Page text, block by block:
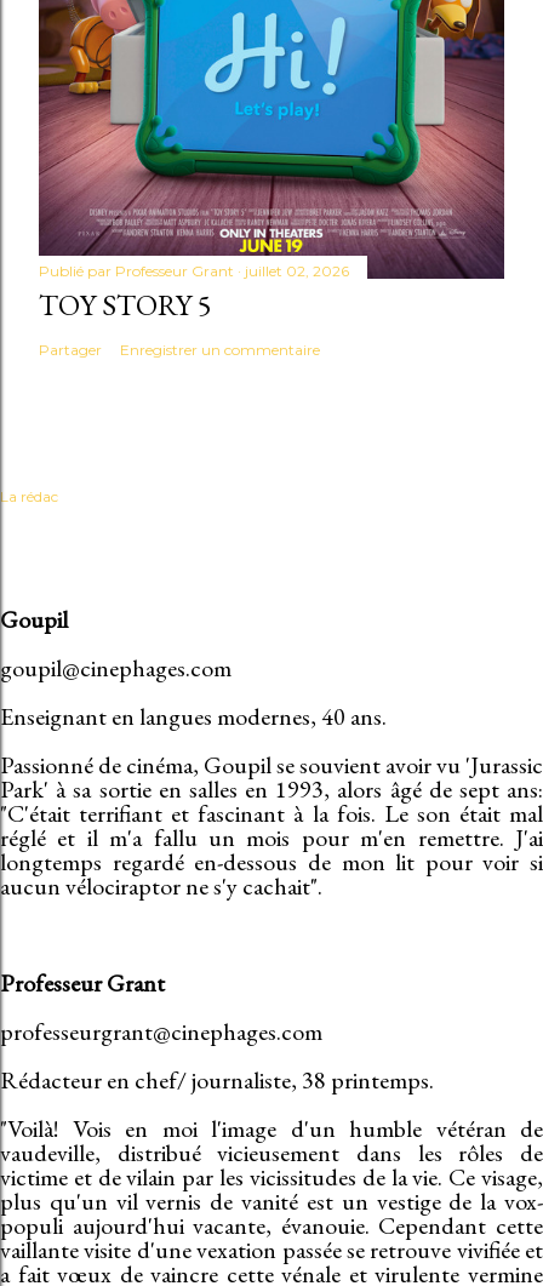
Publié par Professeur Grant juillet 02, 2026
TOY STORY 5
Partager Enregistrer un commentaire
La rédac
Goupil
goupil@cinephages.com
Enseignant en langues modernes, 40 ans.
Passionné de cinéma, Goupil se souvient avoir vu 'Jurassic
Park' à sa sortie en salles en 1993, alors âgé de sept ans:
"C'était terrifiant et fascinant à la fois. Le son était mal
réglé et il m'a fallu un mois pour m'en remettre. J'ai
longtemps regardé en-dessous de mon lit pour voir si
aucun vélociraptor ne s'y cachait".
Professeur Grant
professeurgrant@cinephages.com
Rédacteur en chef/ journaliste, 38 printemps.
"Voilà! Vois en moi l'image d'un humble vétéran de
vaudeville, distribué vicieusement dans les rôles de
victime et de vilain par les vicissitudes de la vie. Ce visage,
plus qu'un vil vernis de vanité est un vestige de la vox-
populi aujourd'hui vacante, évanouie. Cependant cette
vaillante visite d'une vexation passée se retrouve vivifiée et
a fait vœux de vaincre cette vénale et virulente vermine